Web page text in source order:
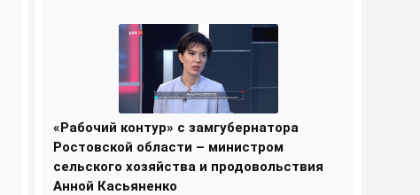
«Рабочий контур» с замгубернатора
Ростовской области – министром
сельского хозяйства и продовольствия
Анной Касьяненко